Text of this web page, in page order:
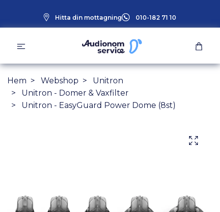
Hitta din mottagning 010-182 71 10
Hem Webshop
Unitron
Unitron - Domer & Vaxfilter
Unitron - EasyGuard Power Dome (8st)